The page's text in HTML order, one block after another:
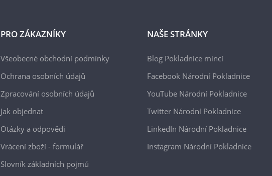
PRO ZÁKAZNÍKY
Všeobecné obchodní podmínky
Ochrana osobních údajů
Zpracování osobních údajů
Jak objednat
Otázky a odpovědi
Vrácení zboží - formulář
Slovník základních pojmů
NAŠE STRÁNKY
Blog Pokladnice mincí
Facebook Národní Pokladnice
YouTube Národní Pokladnice
Twitter Národní Pokladnice
LinkedIn Národní Pokladnice
Instagram Národní Pokladnice